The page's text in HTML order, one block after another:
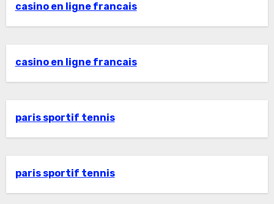
casino en ligne francais
casino en ligne francais
paris sportif tennis
paris sportif tennis